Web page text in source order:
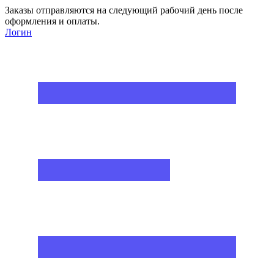
Заказы отправляются на следующий рабочий день после
оформления и оплаты.
Логин